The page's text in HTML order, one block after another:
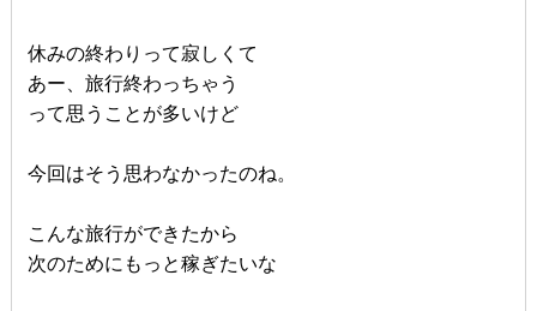
休みの終わりって寂しくて
あー、旅行終わっちゃう
って思うことが多いけど
今回はそう思わなかったのね。
こんな旅行ができたから
次のためにもっと稼ぎたいな